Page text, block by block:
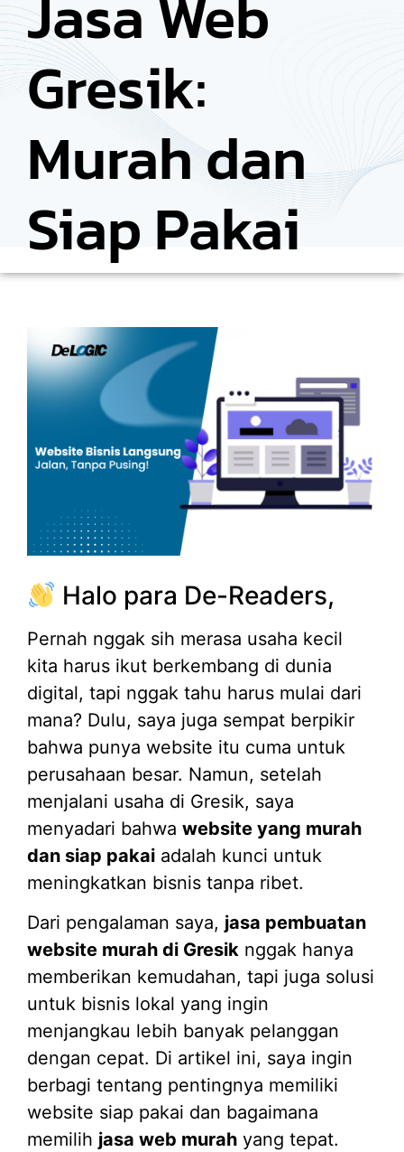
Gresik:
Murah dan
Siap Pakai
Halo para De-Readers,
Pernah nggak sih merasa usaha kecil
kita harus ikut berkembang di dunia
digital, tapi nggak tahu harus mulai dari
mana? Dulu, saya juga sempat berpikir
bahwa punya website itu cuma untuk
perusahaan besar. Namun, setelah
menjalani usaha di Gresik, saya
menyadari bahwa website yang murah
dan siap pakai adalah kunci untuk
meningkatkan bisnis tanpa ribet.
Dari pengalaman saya, jasa pembuatan
website murah di Gresik nggak hanya
memberikan kemudahan, tapi juga solusi
untuk bisnis lokal yang ingin
menjangkau lebih banyak pelanggan
dengan cepat. Di artikel ini, saya ingin
berbagi tentang pentingnya memiliki
website siap pakai dan bagaimana
memilih jasa web murah yang tepat.